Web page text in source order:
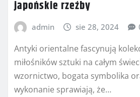
japońskie rzeźby
admin sie 28, 2024
Antyki orientalne fascynują
miłośników sztuki na całym
wzornictwo, bogata symbolika
wykonanie sprawiają, że…